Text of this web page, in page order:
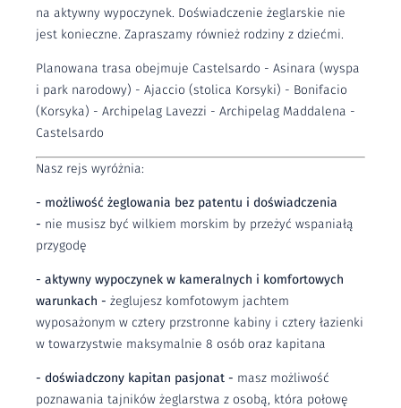
na aktywny wypoczynek. Doświadczenie żeglarskie nie
jest konieczne. Zapraszamy również rodziny z dziećmi.
Planowana trasa obejmuje Castelsardo - Asinara (wyspa
i park narodowy) - Ajaccio (stolica Korsyki) - Bonifacio
(Korsyka) - Archipelag Lavezzi - Archipelag Maddalena -
Castelsardo
Nasz rejs wyróżnia:
- możliwość żeglowania bez patentu i doświadczenia
- nie musisz być wilkiem morskim by przeżyć wspaniałą
przygodę
- aktywny wypoczynek w kameralnych i komfortowych
warunkach - żeglujesz komfotowym jachtem
wyposażonym w cztery przstronne kabiny i cztery łazienki
w towarzystwie maksymalnie 8 osób oraz kapitana
- doświadczony kapitan pasjonat - masz możliwość
poznawania tajników żeglarstwa z osobą, która połowę